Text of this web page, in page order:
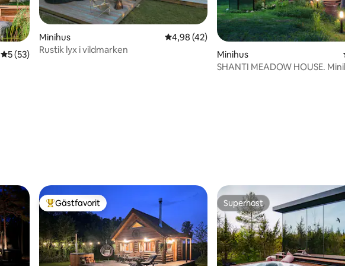
5 av 5 i genomsnittligt betyg, 53 omdömen
5 (53)
Minihus 4,98 av 5 i genomsnittligt betyg, 42
4,98 (42)
Rustik lyx i vildmarken
Minihus
SHANTI MEADOW HOUSE.
Populär gästfavorit
Gästfavorit Superhost
Superhost